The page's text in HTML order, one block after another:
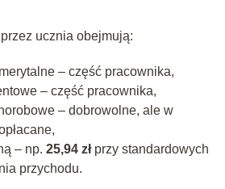
ucznia obejmują:
– część pracownika,
– część pracownika,
– dobrowolne, ale w
– np. 25,94 złprzy standardowych
przychodu.